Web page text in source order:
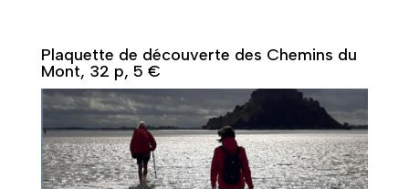
Plaquette de découverte des Chemins du
Mont, 32 p, 5 €